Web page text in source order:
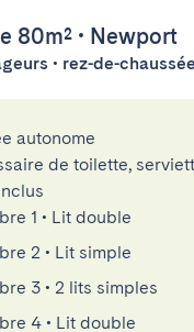
80m² • Newport
• rez-de-chaussée
autonome
de toilette,
1 • Lit double
2 • Lit simple
3 • 2 lits simples
4 • Lit double